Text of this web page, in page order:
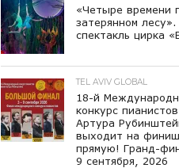
«Четыре времени
затерянном
спектакль цирка
TEL AVIV GLOBAL
18-й
конкурс
Артура
выходит на
прямую! Гранд-
9 сентября, 2026